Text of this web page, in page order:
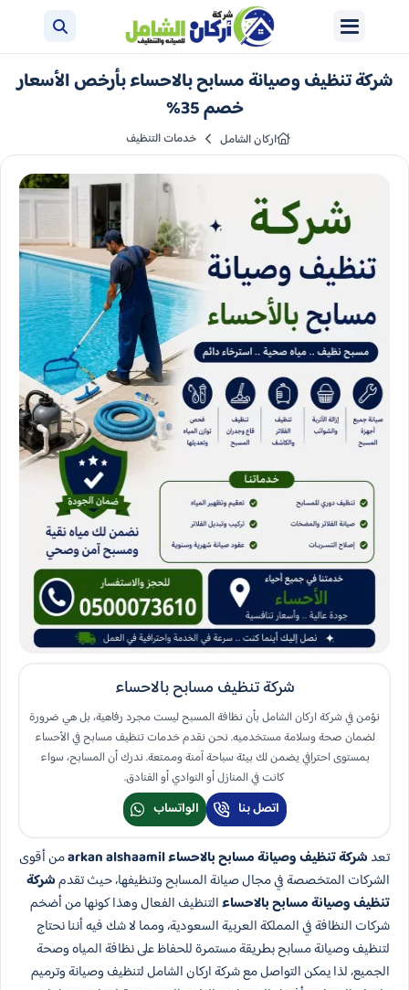
شركة تنظيف وصيانة مسابح بالاحساء بأرخص الأسعار
خصم 35%
اركان الشامل خدمات التنظيف
شركة تنظيف مسابح بالاحساء
نؤمن في شركة اركان الشامل بأن نظافة المسبح ليست مجرد رفاهية، بل هي ضرورة
لضمان صحة وسلامة مستخدميه. نحن نقدم خدمات تنظيف مسابح في الأحساء
بمستوى احترافي يضمن لك بيئة سباحة آمنة وممتعة. ندرك أن المسابح، سواء
كانت في المنازل أو النوادي أو الفنادق.
اتصل بنا الواتساب
تعدشركة تنظيف وصيانة مسابح بالاحساء arkan alshaamil
من أقوى
الشركات المتخصصة في مجال صيانة المسابح وتنظيفها، حيث تقدمشركة
تنظيف وصيانة مسابح بالاحساءالتنظيف الفعال وهذا كونها من أضخم
شركات النظافة في المملكة العربية السعودية، ومما لا شك فيه أننا نحتاج
لتنظيف وصيانة مسابح بطريقة مستمرة للحفاظ على نظافة المياه وصحة
الجميع، لذا يمكن التواصل مع شركة اركان الشامل لتنظيف وصيانة وترميم